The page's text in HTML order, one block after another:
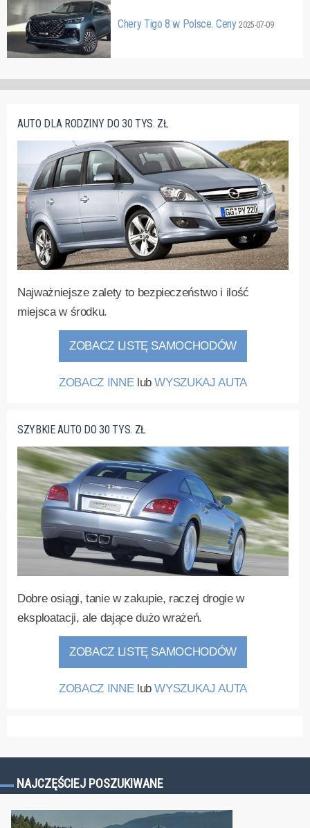
Chery Tigo 8 w Polsce. Ceny2025-07-09
AUTO DLA RODZINY DO 30 TYS. ZŁ
Najważniejsze zalety to bezpieczeństwo i ilość
miejsca w środku.
ZOBACZ LISTĘ SAMOCHODÓW
ZOBACZ INNElubWYSZUKAJ AUTA
SZYBKIE AUTO DO 30 TYS. ZŁ
Dobre osiągi, tanie w zakupie, raczej drogie w
eksploatacji, ale dające dużo wrażeń.
ZOBACZ LISTĘ SAMOCHODÓW
ZOBACZ INNElubWYSZUKAJ AUTA
NAJCZĘŚCIEJ POSZUKIWANE